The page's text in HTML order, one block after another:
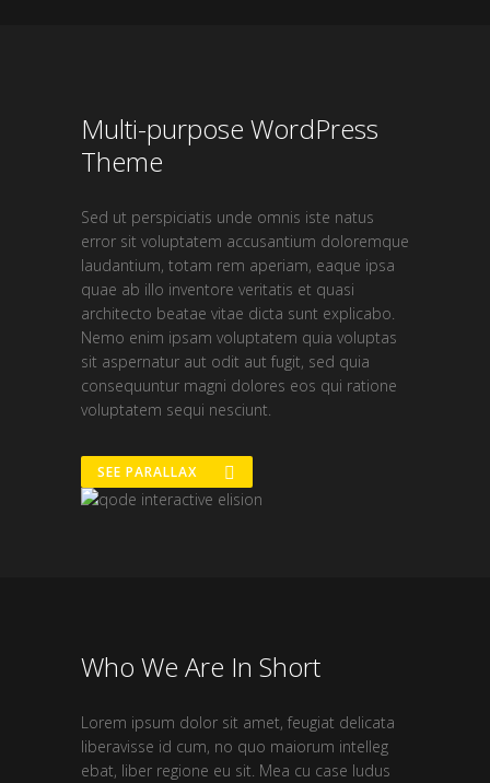
Multi-purpose WordPress
Theme
Sed ut perspiciatis unde omnis iste natus
error sit voluptatem accusantium doloremque
laudantium, totam rem aperiam, eaque ipsa
quae ab illo inventore veritatis et quasi
architecto beatae vitae dicta sunt explicabo.
Nemo enim ipsam voluptatem quia voluptas
sit aspernatur aut odit aut fugit, sed quia
consequuntur magni dolores eos qui ratione
voluptatem sequi nesciunt.
SEE PARALLAX
Who We Are In Short
Lorem ipsum dolor sit amet, feugiat delicata
liberavisse id cum, no quo maiorum intelleg
ebat, liber regione eu sit. Mea cu case ludus